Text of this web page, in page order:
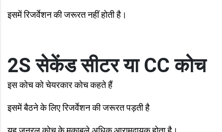
इसमें रिजर्वेशन की जरूरत नहीं होती है।
2S सेकेंड सीटर या CC कोच
इस कोच को चेयरकार कोच कहते हैं
इसमें बैठने के लिए रिजर्वेशन की जरूरत पड़ती है